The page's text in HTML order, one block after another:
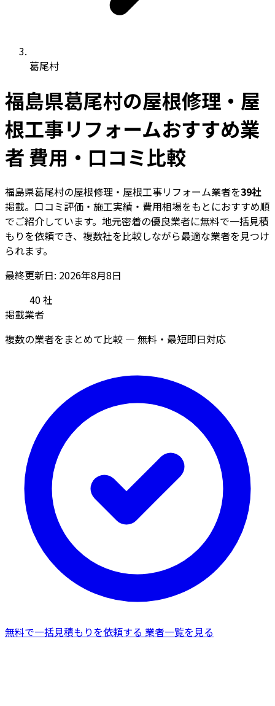
葛尾村
福島県葛尾村の屋根修理・屋
根工事リフォームおすすめ業
者 費用・口コミ比較
福島県葛尾村の屋根修理・屋根工事リフォーム業者を39社
掲載。口コミ評価・施工実績・費用相場をもとにおすすめ順
でご紹介しています。地元密着の優良業者に無料で一括見積
もりを依頼でき、複数社を比較しながら最適な業者を見つけ
られます。
最終更新日: 2026年8月8日
40社
掲載業者
複数の業者をまとめて比較 — 無料・最短即日対応
無料で一括見積もりを依頼する 業者一覧を見る